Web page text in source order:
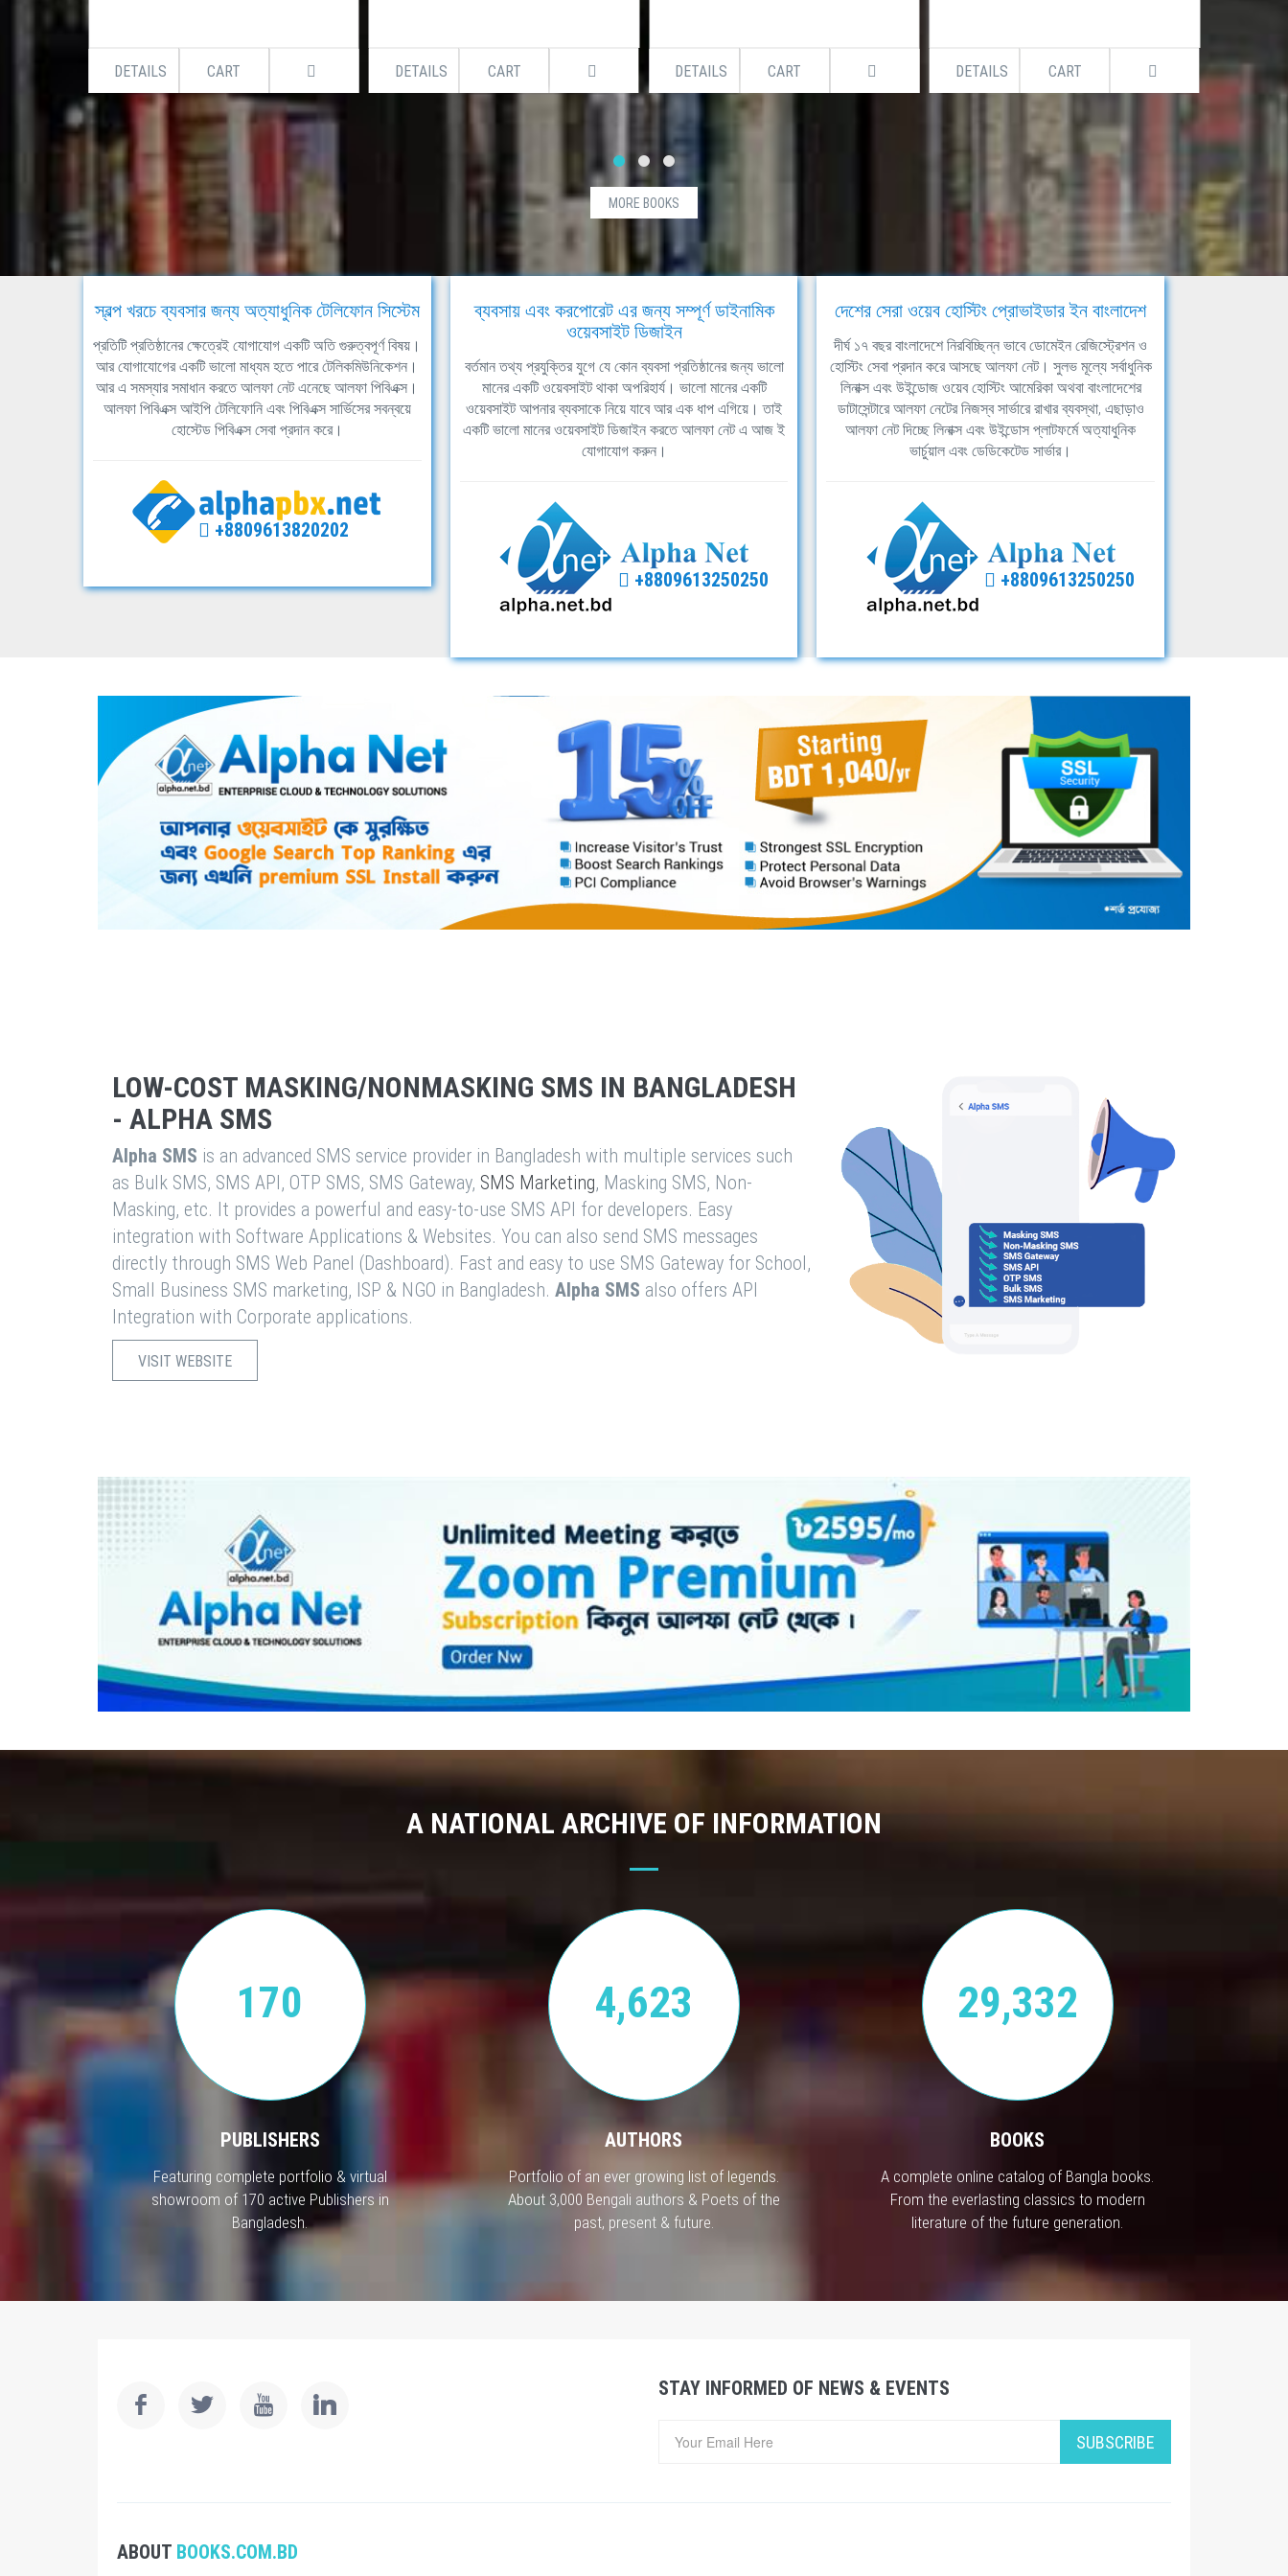
DETAILS CART DETAILS CART DETAILS CART DETAILS CART
MORE BOOKS
স্বল্প খরচে ব্যবসার জন্য অত্যাধুনিক টেলিফোন সিস্টেম
প্রতিটি প্রতিষ্ঠানের ক্ষেত্রেই যোগাযোগ একটি অতি গুরুত্বপূর্ণ বিষয়।
আর যোগাযোগের একটি ভালো মাধ্যম হতে পারে টেলিকমিউনিকেশন।
আর এ সমস্যার সমাধান করতে আলফা নেট এনেছে আলফা পিবিএক্স।
আলফা পিবিএক্স আইপি টেলিফোনি এবং পিবিএক্স সার্ভিসের সবন্বয়ে
হোস্টেড পিবিএক্স সেবা প্রদান করে।
+8809613820202
ব্যবসায় এবং করপোরেট এর জন্য সম্পূর্ণ ডাইনামিক
ওয়েবসাইট ডিজাইন
বর্তমান তথ্য প্রযুক্তির যুগে যে কোন ব্যবসা প্রতিষ্ঠানের জন্য ভালো
মানের একটি ওয়েবসাইট থাকা অপরিহার্য। ভালো মানের একটি
ওয়েবসাইট আপনার ব্যবসাকে নিয়ে যাবে আর এক ধাপ এগিয়ে। তাই
একটি ভালো মানের ওয়েবসাইট ডিজাইন করতে আলফা নেট এ আজ ই
যোগাযোগ করুন।
+8809613250250
দেশের সেরা ওয়েব হোস্টিং প্রোভাইডার ইন বাংলাদেশ
দীর্ঘ ১৭ বছর বাংলাদেশে নিরবিচ্ছিন্ন ভাবে ডোমেইন রেজিস্ট্রেশন ও
হোস্টিং সেবা প্রদান করে আসছে আলফা নেট। সুলভ মূল্যে সর্বাধুনিক
লিনাক্স এবং উইন্ডোজ ওয়েব হোস্টিং আমেরিকা অথবা বাংলাদেশের
ডাটাসেন্টারে আলফা নেটের নিজস্ব সার্ভারে রাখার ব্যবস্থা, এছাড়াও
আলফা নেট দিচ্ছে লিনাক্স এবং উইন্ডোস প্লাটফর্মে অত্যাধুনিক
ভার্চুয়াল এবং ডেডিকেটেড সার্ভার।
+8809613250250
LOW-COST MASKING/NONMASKING SMS IN BANGLADESH
- ALPHA SMS
Alpha SMS is an advanced SMS service provider in Bangladesh with multiple services such
as Bulk SMS, SMS API, OTP SMS, SMS Gateway, SMS Marketing, Masking SMS, Non-
Masking, etc. It provides a powerful and easy-to-use SMS API for developers. Easy
integration with Software Applications & Websites. You can also send SMS messages
directly through SMS Web Panel (Dashboard). Fast and easy to use SMS Gateway for School,
Small Business SMS marketing, ISP & NGO in Bangladesh. Alpha SMS also offers API
Integration with Corporate applications.
VISIT WEBSITE
A NATIONAL ARCHIVE OF INFORMATION
170
PUBLISHERS
Featuring complete portfolio & virtual
showroom of 170 active Publishers in
Bangladesh.
4,623
AUTHORS
Portfolio of an ever growing list of legends.
About 3,000 Bengali authors & Poets of the
past, present & future.
29,332
BOOKS
A complete online catalog of Bangla books.
From the everlasting classics to modern
literature of the future generation.
STAY INFORMED OF NEWS & EVENTS
SUBSCRIBE
ABOUT BOOKS.COM.BD